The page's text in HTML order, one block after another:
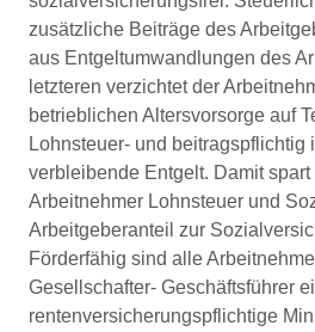
zusätzliche Beiträge des
aus Entgeltumwandlungen des
letzteren verzichtet der
betrieblichen Altersvorsorge auf
Lohnsteuer- und beitragspflichtig
verbleibende Entgelt. Damit spart
Arbeitnehmer Lohnsteuer und
Arbeitgeberanteil zur
Förderfähig sind alle
Gesellschafter- Geschäftsführer
rentenversicherungspflichtige